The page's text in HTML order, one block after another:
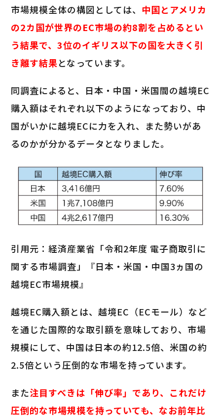
市場規模全体の構図としては、 中国とアメリカ
の2カ国が世界のEC市場の約8割を占めるとい
う結果で、3位のイギリス以下の国を大きく引
き離す結果となっています。
同調査によると、日本・中国・米国間の越境EC
購入額はそれぞれ以下のようになっており、中
国がいかに越境ECに力を入れ、また勢いがあ
るのかが分かるデータとなりました。
引用元：経済産業省「令和2年度 電子商取引に
関する市場調査」『日本・米国・中国3ヵ国の
越境EC市場規模』
越境EC購入額とは、越境EC（ECモール）など
を通じた国際的な取引額を意味しており、市場
規模にして、中国は日本の約12.5倍、米国の約
2.5倍という圧倒的な市場を持っています。
また注目すべきは「伸び率」であり、これだけ
圧倒的な市場規模を持っていても、なお前年比